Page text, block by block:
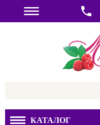
КАТАЛОГ